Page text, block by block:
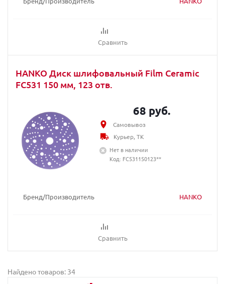
Сравнить
HANKO Диск шлифовальный Film Ceramic
FC531 150 мм, 123 отв.
Бренд/Производитель HANKO
Сравнить
68 руб.
Самовывоз
Курьер, ТК
Нет в наличии
Код: FC531150123**
Найдено товаров: 34